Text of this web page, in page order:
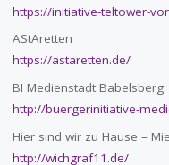
https://initiative-teltower-
AStAretten
https://astaretten.de/
BI Medienstadt Babelsberg:
http://buergerinitiative-
Hier sind wir zu Hause –
http://wichgraf11.de/